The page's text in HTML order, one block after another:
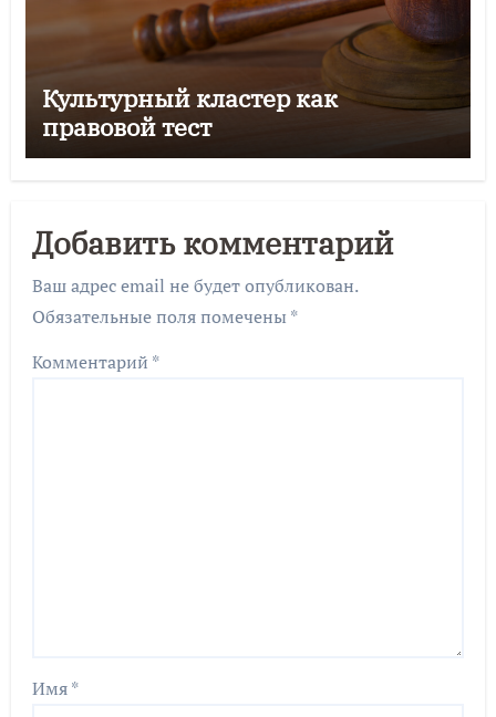
Культурный кластер как
правовой тест
Добавить комментарий
Ваш адрес email не будет опубликован.
Обязательные поля помечены *
Комментарий *
Имя*